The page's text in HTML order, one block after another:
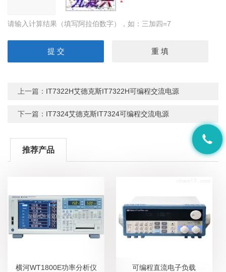
请输入计算结果（填写阿拉伯数字），如：三加四=7
上一篇： IT7322H艾德克斯IT7322H可编程交流电源
下一篇： IT7324艾德克斯IT7324可编程交流电源
推荐产品
横河WT1800E功率分析仪 可编程直流电子负载